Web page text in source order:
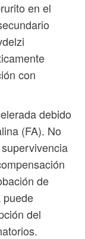
en el
con
debido
(FA). No
de
puede
del